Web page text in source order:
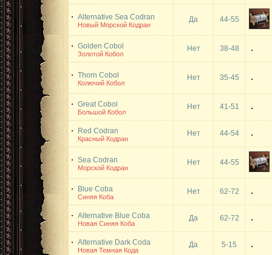
Alternative Sea Codran
Новый Морской Кодран
Да 44-55
Golden Cobol
Золотой Кобол
Нет 38-48
Thorn Cobol
Колючий Кобол
Нет 35-45
Great Cobol
Большой Кобол
Нет 41-51
Red Codran
Красный Кодран
Нет 44-54
Sea Codran
Морской Кодран
Нет 44-55
Blue Coba
Синяя Коба
Нет 62-72
Alternative Blue Coba
Новая Синяя Коба
Да 62-72
Alternative Dark Coda
Новая Темная Кода
Да 5-15